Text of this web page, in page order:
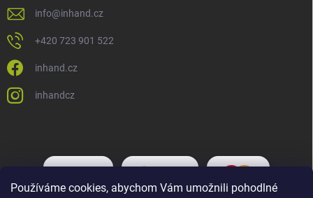
Používáme cookies, abychom Vám umožnili pohodlné
info@inhand.cz
+420 723 901 522
inhand.cz
inhandcz